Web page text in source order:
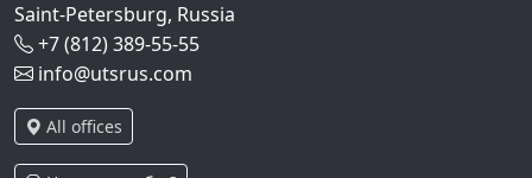
Saint-Petersburg, Russia
+7 (812) 389-55-55
info@utsrus.com
All offices